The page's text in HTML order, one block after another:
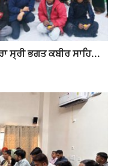
ਸ੍ਰੀ ਭਗਤ ਕਬੀਰ ਸਾਹਿ...